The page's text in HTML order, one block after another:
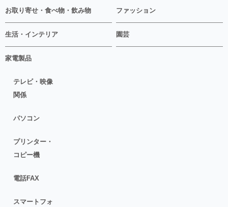
お取り寄せ・食べ物・飲み物 ファッション
生活・インテリア 園芸
家電製品
テレビ・映像
関係
パソコン
プリンター・
コピー機
電話FAX
スマートフォ